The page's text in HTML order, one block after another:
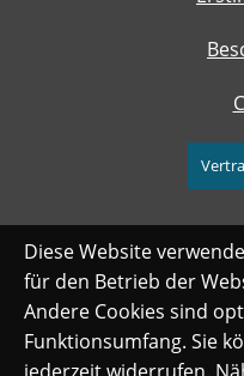
Diese Website
für den Betrieb der
Andere Cookies sind
Funktionsumfang. Sie